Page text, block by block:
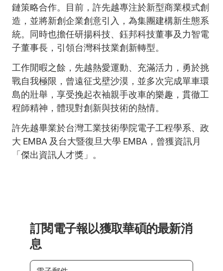
鏈策略合作。目前，許先越專注於新型商業模式創
造，並將新創企業創意引入，為集團建構新生態系
統。同時也擔任研揚科技、鈺邦科技董事及力智電
子董事長，引領台灣科技業創新轉型。
工作閒暇之餘，先越熱愛運動、充滿活力，勇於挑
戰自我極限，曾遠征戈壁沙漠，並多次完成單車環
島的壯舉，享受挽起衣袖親手改車的樂趣，貫徹工
程師精神，體現對創新與技術的熱情。
許先越畢業於台灣工業技術學院電子工程學系、政
大 EMBA 及台大暨復旦大學 EMBA，曾獲資訊月
「傑出資訊人才獎」。
訂閱電子報以獲取華碩的最新消
息